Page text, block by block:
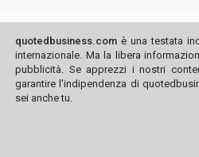
quotedbusiness.com è una testata
internazionale. Ma la libera
pubblicità. Se apprezzi i nostri
garantire l'indipendenza di
sei anche tu.